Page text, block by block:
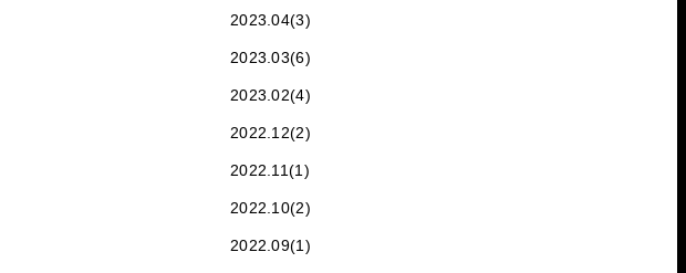
2023.04(3)
2023.03(6)
2023.02(4)
2022.12(2)
2022.11(1)
2022.10(2)
2022.09(1)